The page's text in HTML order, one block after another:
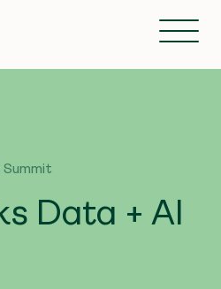
Data + AI